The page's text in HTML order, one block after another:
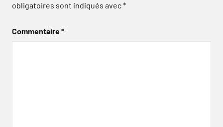
obligatoires sont indiqués avec*
Commentaire*